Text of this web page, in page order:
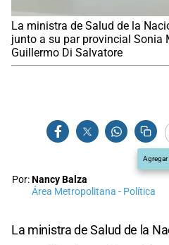
La ministra de Salud de la
junto a su par provincial Sonia
Guillermo Di Salvatore
Agregar
Por:Nancy Balza
Área Metropolitana - Política
La ministra de Salud de la